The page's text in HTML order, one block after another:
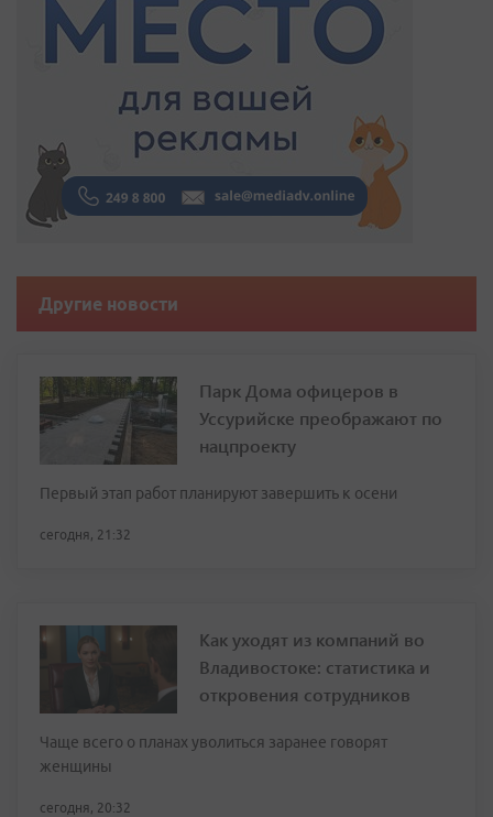
Другие новости
Парк Дома офицеров в
Уссурийске преображают по
нацпроекту
Первый этап работ планируют завершить к осени
сегодня, 21:32
Как уходят из компаний во
Владивостоке: статистика и
откровения сотрудников
Чаще всего о планах уволиться заранее говорят
женщины
сегодня, 20:32